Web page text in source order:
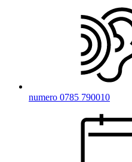
numero 0785 790010